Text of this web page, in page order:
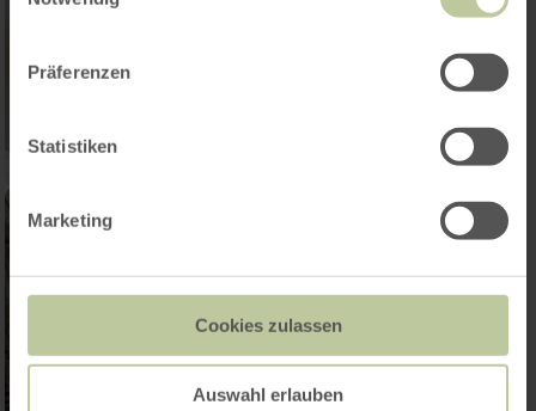
Präferenzen
Statistiken
Marketing
Cookies zulassen
Auswahl erlauben